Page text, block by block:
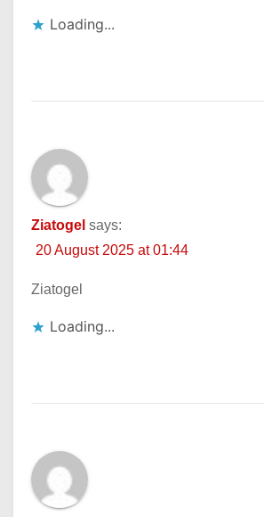
Loading...
Ziatogel says:
20 August 2025 at 01:44
Ziatogel
Loading...